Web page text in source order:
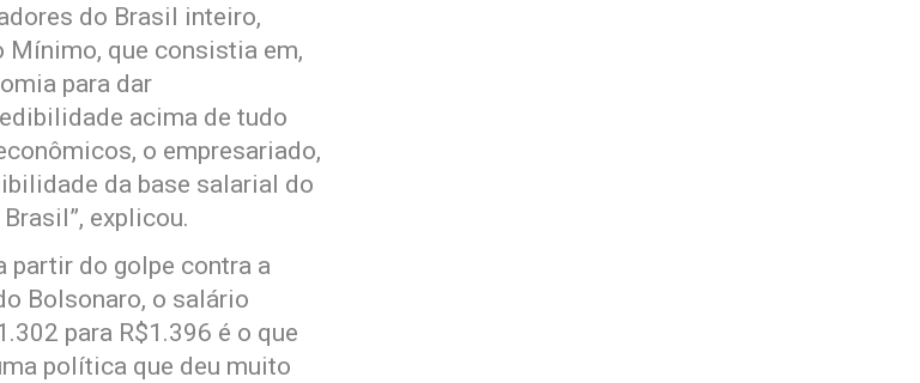
do Brasil inteiro,
que consistia em,
para dar
acima de tudo
o empresariado,
da base salarial do
explicou.
partir do golpe contra a
Bolsonaro, o salário
para R$1.396 é o que
política que deu muito